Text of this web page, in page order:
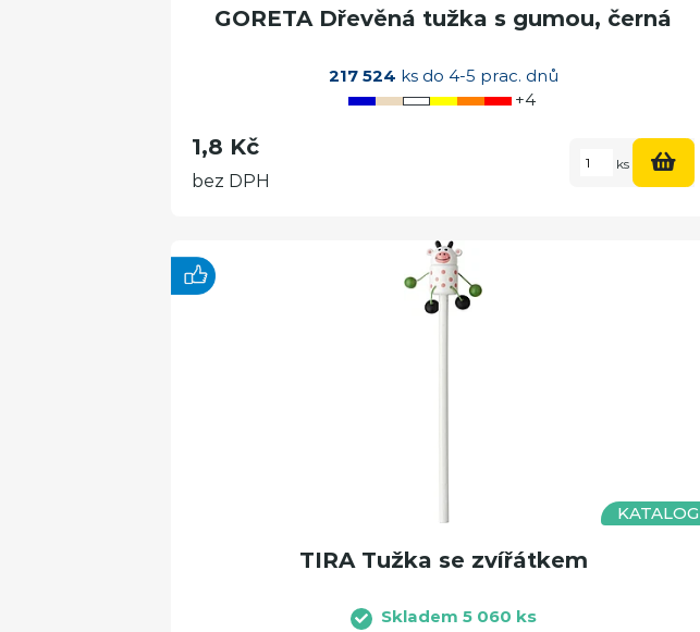
GORETA Dřevěná tužka s gumou, černá
217 524 ks do 4-5 prac. dnů
1,8 Kč
bez DPH
ks
+4
KATALOG
TIRA Tužka se zvířátkem
Skladem 5 060 ks